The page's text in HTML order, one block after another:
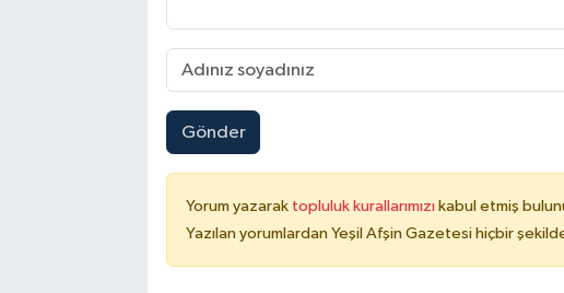
Gönder
Yorum yazarak topluluk kurallarımızı kabul etmiş
Yazılan yorumlardan Yeşil Afşin Gazetesi hiçbir